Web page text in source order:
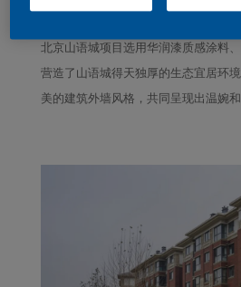
北京山语城项目选用华润漆质感涂料
营造了山语城得天独厚的生态宜居环
美的建筑外墙风格，共同呈现出温婉和